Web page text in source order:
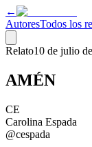
←
AutoresTodos los
Relato10 de julio
AMÉN
CE
Carolina Espada
@cespada